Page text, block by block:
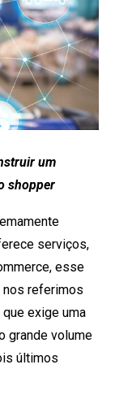
um
shopper
serviços,
esse
nos referimos
exige uma
grande volume
últimos